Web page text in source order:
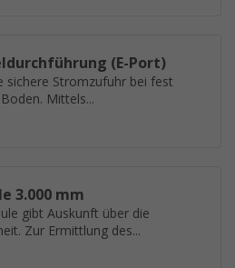
(E-Port)
sichere Stromzufuhr bei fest
Mittels...
3.000 mm
gibt Auskunft über die
Zur Ermittlung des...